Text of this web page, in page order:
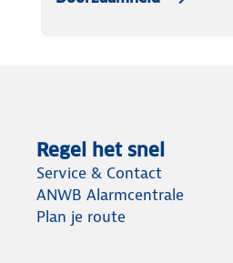
Regel het snel
Service & Contact
ANWB Alarmcentrale
Plan je route